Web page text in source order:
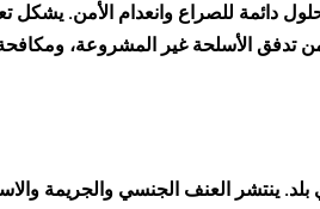
دائمة للصراع وانعدام الأمن. يشكل
تدفق الأسلحة غير المشروعة،
بلد. ينتشر العنف الجنسي والجريمة